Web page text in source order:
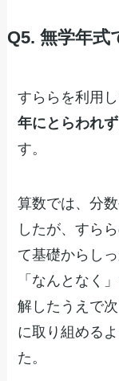
Q5. 無学年式
すららを利用
年にとらわれ
す。
算数では、分
したが、すら
て基礎からし
「なんとなく
解したうえで
に取り組める
た。